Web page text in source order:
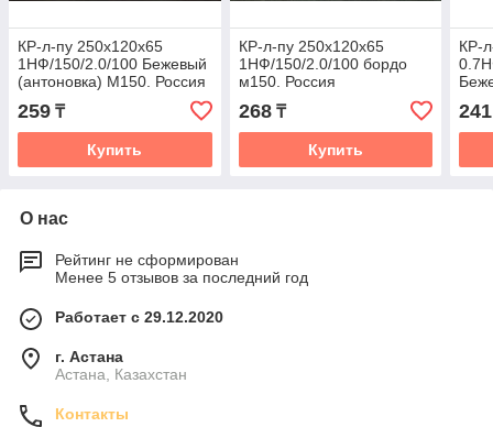
КР-л-пу 250x120x65
1НФ/150/2.0/100 Бежевый
(антоновка) М150. Россия
259 ₸
Купить
КР-л-пу 250x120x65
1НФ/150/2.0/100 бордо
м150. Россия
268₸
Купить
КР-
241
О нас
Рейтинг не сформирован
Менее 5 отзывов за последний год
Работает с 29.12.2020
г. Астана
Астана, Казахстан
Контакты